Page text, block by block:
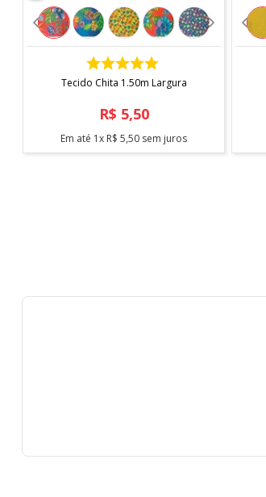
COMPRAR
Tecido Chita 1.50m Largura
R$ 5,50
Em até 1x R$ 5,50 sem juros